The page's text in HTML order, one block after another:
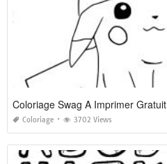
Coloriage Swag A Imprimer Gratuit
Coloriage 3702 Views